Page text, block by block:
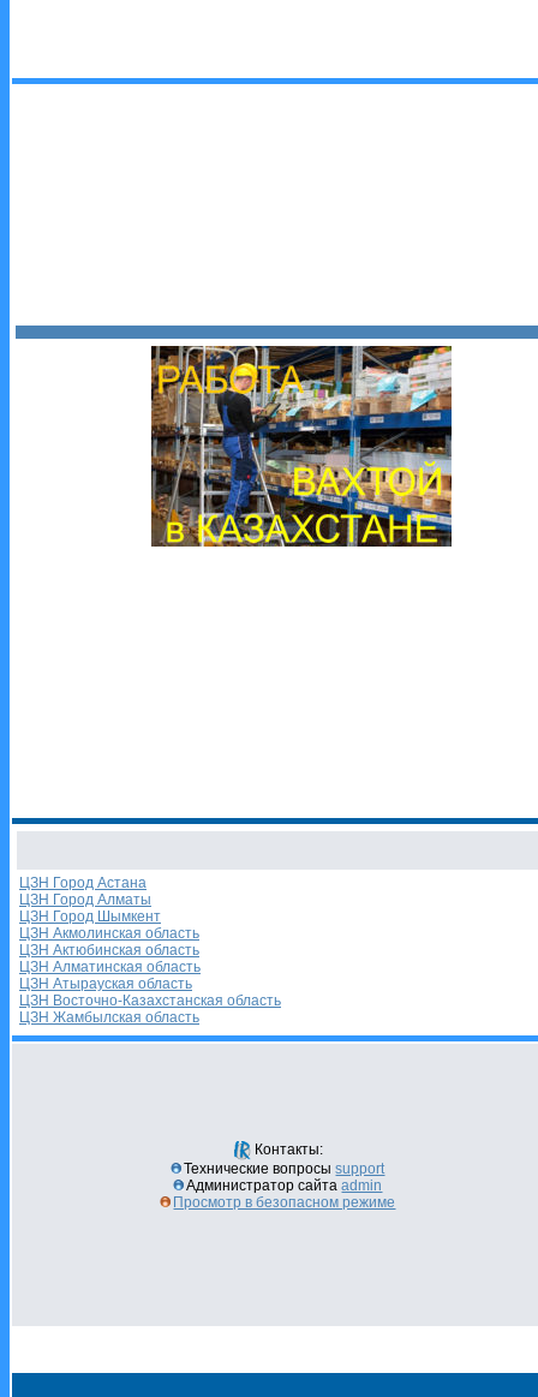
ЦЗН Город Астана
ЦЗН Город Алматы
ЦЗН Город Шымкент
ЦЗН Акмолинская область
ЦЗН Актюбинская область
ЦЗН Алматинская область
ЦЗН Атырауская область
ЦЗН Восточно-Казахстанская область
ЦЗН Жамбылская область
Контакты:
Технические вопросыsupport
Администратор сайтаadmin
Просмотр в безопасном режиме